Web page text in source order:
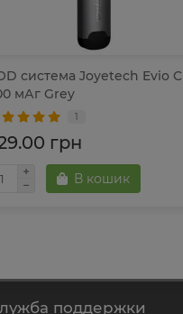
система Joyetech Evio C
мАг Grey
1
грн
В кошик
поддержки